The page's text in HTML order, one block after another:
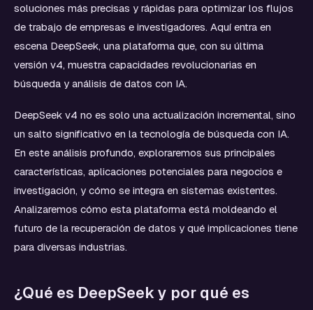
soluciones más precisas y rápidas para optimizar los flujos
de trabajo de empresas e investigadores. Aquí entra en
escena DeepSeek, una plataforma que, con su última
versión v4, muestra capacidades revolucionarias en
búsqueda y análisis de datos con IA.
DeepSeek v4 no es solo una actualización incremental, sino
un salto significativo en la tecnología de búsqueda con IA.
En este análisis profundo, exploraremos sus principales
características, aplicaciones potenciales para negocios e
investigación, y cómo se integra en sistemas existentes.
Analizaremos cómo esta plataforma está moldeando el
futuro de la recuperación de datos y qué implicaciones tiene
para diversas industrias.
¿Qué es DeepSeek y por qué es